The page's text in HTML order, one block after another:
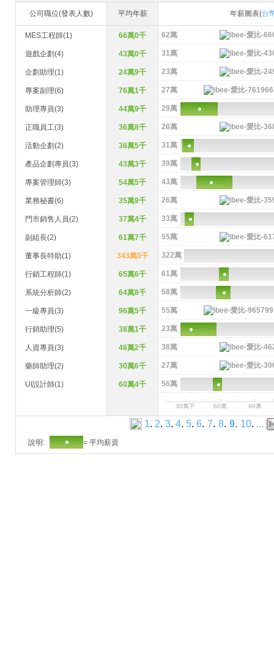
公司職位(發表人數) 平均年薪 年薪圖表(台
MES工程師(1) 66萬0千 62萬
遊戲企劃(4) 43萬0千 31萬
企劃助理(1) 24萬9千 23萬
專案副理(6) 76萬1千 27萬
助理專員(3) 44萬9千 29萬
正職員工(3) 36萬8千 28萬
活動企劃(2) 36萬5千 31萬
產品企劃專員(3) 43萬3千 39萬
專案管理師(3) 54萬5千 43萬
業務秘書(6) 35萬9千 26萬
門市銷售人員(2) 37萬4千 33萬
副組長(2) 61萬7千 55萬
董事長特助(1) 343萬0千 322萬
行銷工程師(1) 65萬6千 61萬
系統分析師(2) 64萬8千 58萬
一級專員(3) 96萬5千 55萬
行銷助理(5) 38萬1千 23萬
人資專員(3) 46萬2千 38萬
藥師助理(2) 30萬6千 27萬
UI設計師(1) 60萬4千 56萬
30萬下 60萬 90萬
1. 2. 3. 4. 5. 6. 7. 8. 9. 10. ...
說明: = 平均薪資